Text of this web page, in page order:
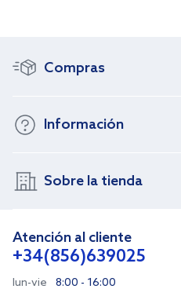
Compras
Información
Sobre la tienda
Atención al cliente
+34(856)639025
lun-vie 8:00 - 16:00